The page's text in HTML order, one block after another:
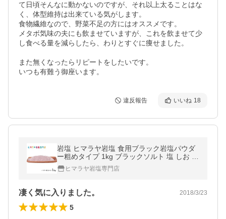
て日頃そんなに動かないのですが、それ以上太ることはな
く、体型維持は出来ている気がします。
食物繊維なので、野菜不足の方にはオススメです。
メタボ気味の夫にも飲ませていますが、これを飲ませて少
し食べる量を減らしたら、わりとすぐに痩せました。
また無くなったらリピートをしたいです。
いつも有難う御座います。
違反報告 いいね 18
岩塩 ヒマラヤ岩塩 食用ブラック岩塩パウダ
ー粗めタイプ 1kg ブラックソルト 塩 しお 塩
分補給 熱中症
ヒマラヤ岩塩専門店
凄く気に入りました。 2018/3/23
5